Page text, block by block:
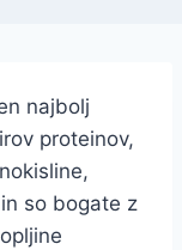
najbolj
proteinov,
so bogate z